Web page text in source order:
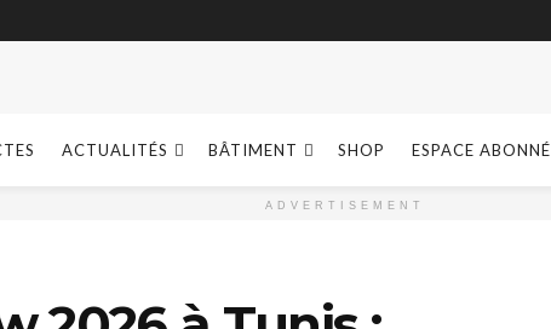
ACTUALITÉS BÂTIMENT SHOP ESPACE ABONNÉ
ADVERTISEMENT